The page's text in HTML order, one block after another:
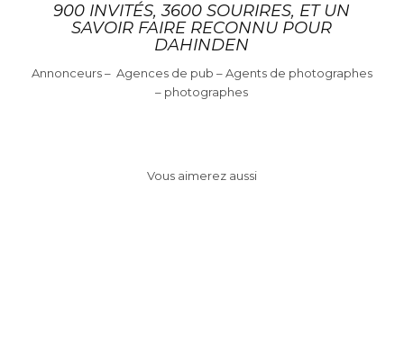
900 INVITÉS, 3600 SOURIRES, ET UN
SAVOIR FAIRE RECONNU POUR
DAHINDEN
Annonceurs – Agences de pub – Agents de photographes
– photographes
Vous aimerez aussi